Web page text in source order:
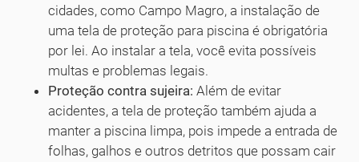
cidades, como Campo Magro, a instalação de
uma tela de proteção para piscina é obrigatória
por lei. Ao instalar a tela, você evita possíveis
multas e problemas legais.
Proteção contra sujeira: Além de evitar
acidentes, a tela de proteção também ajuda a
manter a piscina limpa, pois impede a entrada de
folhas, galhos e outros detritos que possam cair